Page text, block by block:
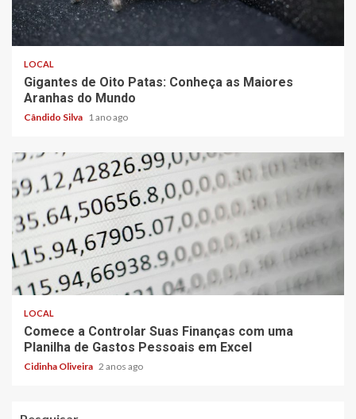
3 min read
LOCAL
Gigantes de Oito Patas: Conheça as Maiores
Aranhas do Mundo
Cândido Silva 1 ano ago
2 min read
LOCAL
Comece a Controlar Suas Finanças com uma
Planilha de Gastos Pessoais em Excel
Cidinha Oliveira 2 anos ago